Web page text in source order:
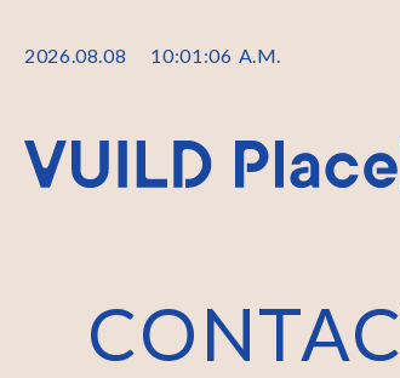
2026.08.08 10:01 :06 A.M.